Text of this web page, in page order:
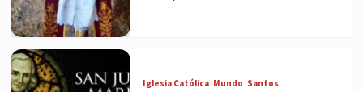
Iglesia Católica Mundo Santos